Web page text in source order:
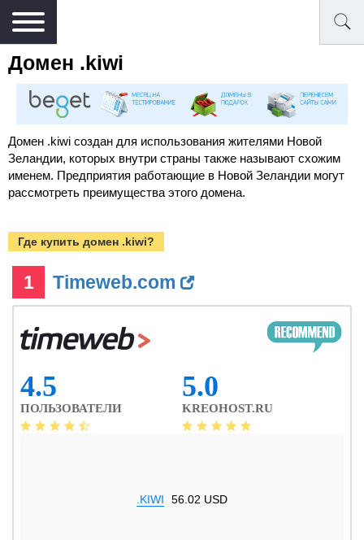
Домен .kiwi
Домен .kiwi создан для использования жителями Новой
Зеландии, которых внутри страны также называют схожим
именем. Предприятия работающие в Новой Зеландии могут
рассмотреть преимущества этого домена.
Где купить домен .kiwi?
1 Timeweb.com
4.5
ПОЛЬЗОВАТЕЛИ
5.0
KREOHOST.RU
.KIWI 56.02 USD